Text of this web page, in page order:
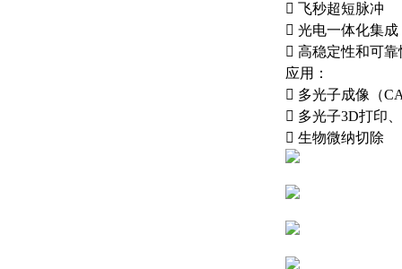
 飞秒超短脉冲
 光电一体化集成
 高稳定性和可靠
应用：
 多光子成像（
 多光子3D打印
 生物微纳切除